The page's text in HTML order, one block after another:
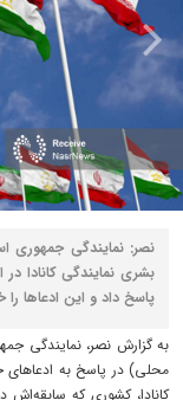
نصر: نمایندگی جمهوری
بشری نمایندگی کانادا در
پاسخ داد و این ادعاها
به گزارش نصر، نمایندگی
محلی) در پاسخ به ادعاهای
کانادا، کشوری که